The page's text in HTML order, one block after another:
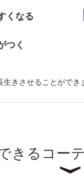
くなる
つく
きさせることができ
きるコー